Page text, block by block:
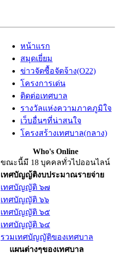
หน้าแรก
สมุดเยี่ยม
ข่าวจัดซื้อจัดจ้าง(O22)
โครงการเด่น
ติดต่อเทศบาล
รางวัลแห่งความภาคภูมิใจ
เว็บอื่นๆที่น่าสนใจ
โครงสร้างเทศบาล(กลาง)
Who's Online
ขณะนี้มี 18 บุคคลทั่วไปออนไลน์
เทศบัญญ้ติงบประมาณรายจ่าย
เทศบัญญัติ ๖๗
เทศบัญญัติ ๖๖
เทศบัญญัติ ๖๕
เทศบัญญัติ ๖๔
รวมเทศบัญญัติของเทศบาล
แผนต่างๆของเทศบาล